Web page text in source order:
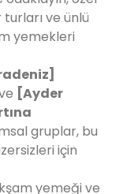
ve ünlü
yemekleri
[Ayder
gruplar, bu
için
yemeği ve